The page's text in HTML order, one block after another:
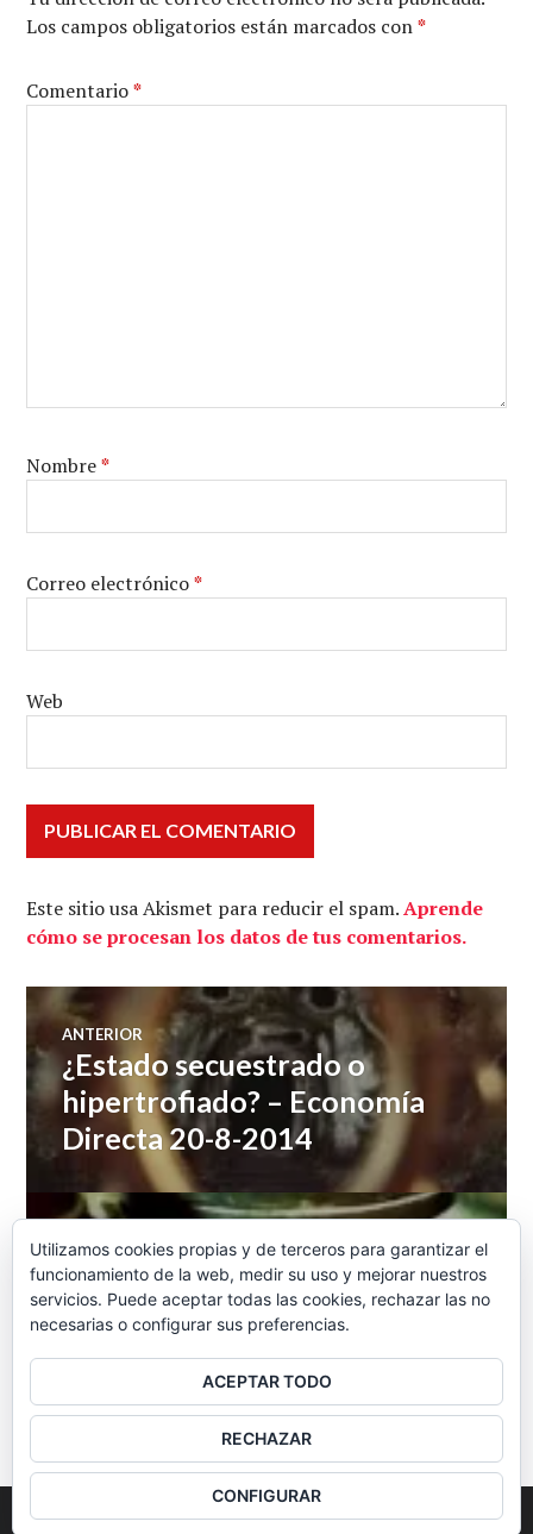
Los campos obligatorios están marcados con*
Comentario*
Nombre*
Correo electrónico*
Web
Este sitio usa Akismet para reducir el spam.Aprende
cómo se procesan los datos de tus comentarios.
Navegación
de
entradas
ANTERIOR
Entrada
anterior:
¿Estado secuestrado o
hipertrofiado? – Economía
Directa 20-8-2014
SIGUIENTE
Entrada
siguiente:
Por un puñado de euros –
Economía Directa 22-8-2014
BARRA
LATERAL
2026 Colectivo Burbuja
Utilizamos cookies propias y de terceros para garantizar el
funcionamiento de la web, medir su uso y mejorar nuestros
servicios. Puede aceptar todas las cookies, rechazar las no
necesarias o configurar sus preferencias.
ACEPTAR TODO
RECHAZAR
CONFIGURAR